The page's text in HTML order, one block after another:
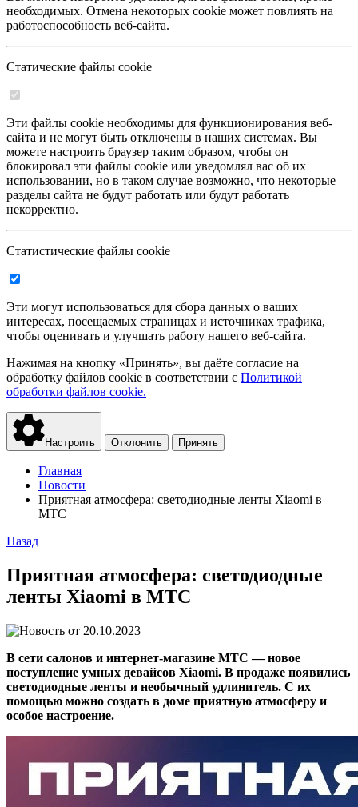
необходимых. Отмена некоторых cookie может повлиять на
работоспособность веб-сайта.
Статические файлы cookie
Эти файлы cookie необходимы для функционирования веб-
сайта и не могут быть отключены в наших системах. Вы
можете настроить браузер таким образом, чтобы он
блокировал эти файлы cookie или уведомлял вас об их
использовании, но в таком случае возможно, что некоторые
разделы сайта не будут работать или будут работать
некорректно.
Статистические файлы cookie
Эти могут использоваться для сбора данных о ваших
интересах, посещаемых страницах и источниках трафика,
чтобы оценивать и улучшать работу нашего веб-сайта.
Нажимая на кнопку «Принять», вы даёте согласие на
обработку файлов cookie в соответствии с Политикой
обработки файлов cookie.
Настроить Отклонить Принять
Главная
Новости
Приятная атмосфера: светодиодные ленты Xiaomi в
МТС
Назад
Приятная атмосфера: светодиодные
ленты Xiaomi в МТС
20.10.2023
В сети салонов и интернет-магазине МТС — новое
поступление умных девайсов Xiaomi. В продаже появились
светодиодные ленты и необычный удлинитель. С их
помощью можно создать в доме приятную атмосферу и
особое настроение.